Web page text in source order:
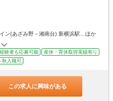
ン(あざみ野－湘南台) 新横浜駅…ほか
験者も応募可能
産休・育休取得実績有り
秋入職可
この求人に興味がある